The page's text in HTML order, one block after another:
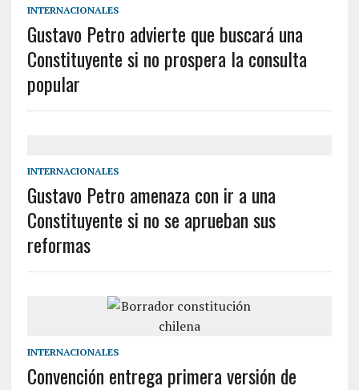
INTERNACIONALES
Gustavo Petro advierte que buscará una
Constituyente si no prospera la consulta
popular
INTERNACIONALES
Gustavo Petro amenaza con ir a una
Constituyente si no se aprueban sus
reformas
INTERNACIONALES
Convención entrega primera versión de